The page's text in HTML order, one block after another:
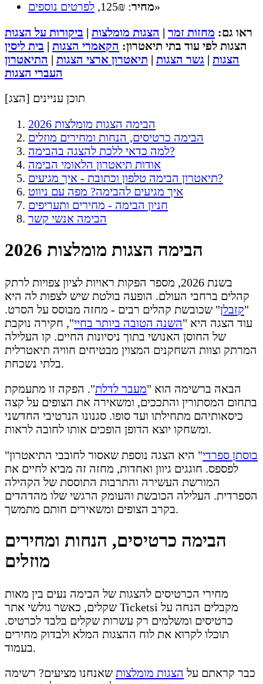
מחיר: 125₪, לפרטים נוספים
»
ראו גם: מחזות זמר | הצגות מומלצות | ביקורות על הצגות
הצגות לפי עוד בתי תיאטרון: הקאמרי הצגות | בית ליסין
הצגות | גשר הצגות | תיאטרון ארצי הצגות | התיאטרון
העברי הצגות
תוכן עניינים [הצג]
הבימה הצגות מומלצות 2026
הבימה כרטיסים, הנחות ומחירים מוזלים
למה כדאי ללכת להצגה בהבימה?
אודות תיאטרון הלאומי הבימה
תיאטרון הבימה טלפון וכתובת - איך מגיעים?
איך מגיעים להבימה? מפה עם ניווט
חניון הבימה - מחירים ותעריפים
הבימה אנשי קשר
הבימה הצגות מומלצות 2026
בשנת 2026, מספר הפקות ראויות לציון צפויות לרתק
קהלים ברחבי העולם. הופעה בולטת שיש לצפות לה היא
"קזבלן" שכובשת קהלים רבים - מחזה מבוסס על הסרט.
עוד הצגה היא "השנה הטובה ביותר בחיי", חקירה נוקבת
של החוסן האנושי בתוך ניסיונות החיים. קו העלילה
המרתק וצוות השחקנים המצוין מבטיחים חוויה תיאטרלית
בלתי נשכחת.
הבאה ברשימה הוא "מעבר לדלת". הפקה זו מתעמקת
בתחום המסתורין והתככים, ומשאירה את הצופים על קצה
כיסאותיהם מתחילתו ועד סופו. סגנונו הנרטיבי החדשני
ומשחקו יוצא הדופן הופכים אותו לחובה לראות.
"
בוסתן ספרדי" היא הצגה נוספת שאסור לחובבי התיאטרון
לפספס. חוגגים גיוון ואחדות, מחזה זה מביא לחיים את
המורשת העשירה והתרבות התוססת של הקהילה
הספרדית. העלילה הכובשת והעומק הרגשי שלו מהדהדים
בקרב הצופים ומשאירים חותם מתמשך.
הבימה כרטיסים, הנחות ומחירים
מוזלים
מחירי הכרטיסים להצגות של הבימה נעים בין מאות
שקלים, כאשר גולשי אתר Ticketsi מקבלים הנחה על
כרטיסים ומשלמים רק עשרות שקלים בלבד לכרטיס.
תוכלו לקרוא את לוח ההצגות המלא ולבדוק מחירים
בעמוד.
כבר קראתם על הצגות מומלצות שאנחנו מציעים? רשימה